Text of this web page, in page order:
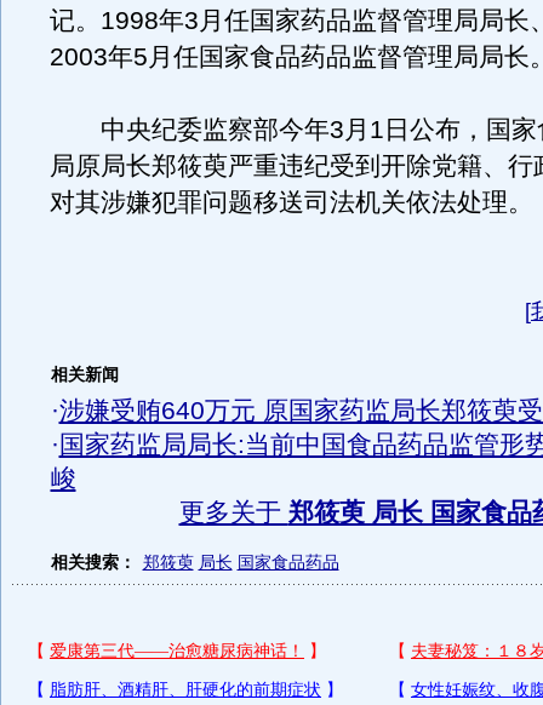
记。1998年3月任国家药品监督管理局局长
2003年5月任国家食品药品监督管理局局长
中央纪委监察部今年3月1日公布，国家
局原局长郑筱萸严重违纪受到开除党籍、行
对其涉嫌犯罪问题移送司法机关依法处理。
[
相关新闻
·涉嫌受贿640万元 原国家药监局长郑筱萸
· 国家药监局局长:当前中国食品药品监管形
峻
更多关于 郑筱萸 局长 国家食品
相关搜索： 郑筱萸 局长 国家食品药品